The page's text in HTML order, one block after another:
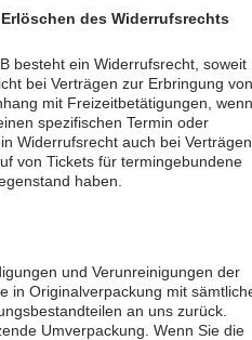
des Widerrufsrechts
besteht ein Widerrufsrecht, soweit
bei Verträgen zur Erbringung von
mit Freizeitbetätigungen, wenn
spezifischen Termin oder
Widerrufsrecht auch bei Verträgen
von Tickets für termingebundene
haben.
und Verunreinigungen der
in Originalverpackung mit
an uns zurück.
Umverpackung. Wenn Sie die